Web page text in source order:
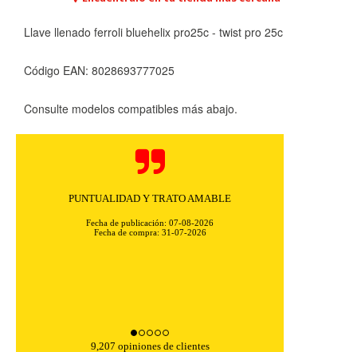
Llave llenado ferroli bluehelix pro25c - twist pro 25c
Código EAN: 8028693777025
Consulte modelos compatibles más abajo.
PUNTUALIDAD Y TRATO AMABLE
Fecha de publicación: 07-08-2026
Fecha de compra: 31-07-2026
9,207 opiniones de clientes
HABILITAR TODO RECHAZAR TODO
Cookies necesarias
Estas cookies son necesarias para que el sitio web
funcione y no se pueden desactivar en nuestros sistemas.
COOKIELEGALFERSAY, VSF904, PHPSESSID, wp-settings-1,
wp-settings-time-1, _evCo, _evCoLT